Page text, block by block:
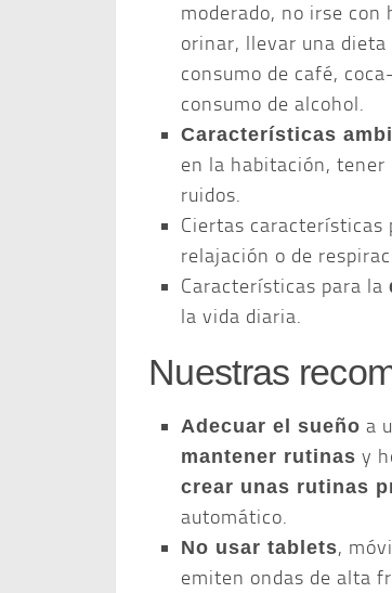
moderado, no irse con
orinar, llevar una
consumo de café,
consumo de alcohol.
Características
en la habitación, tener
ruidos.
Ciertas características
relajación o de
Características para la
la vida diaria.
Nuestras
Adecuar el sueño a
mantener rutinas y
crear unas rutinas
automático.
No usar tablets,
emiten ondas de alta